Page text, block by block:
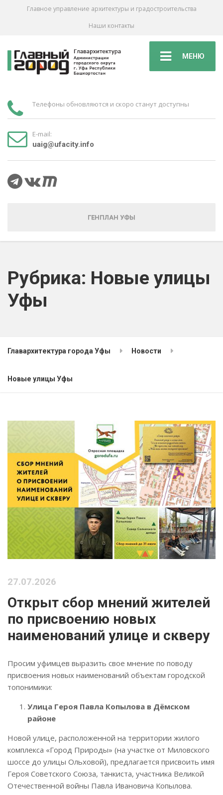
Главное управление архитектуры и градостроительства
Наши контакты
МЕНЮ
Телефоны обновляются и скоро станут доступны
E-mail:
uaig@ufacity.info
ГЕНПЛАН УФЫ
Рубрика: Новые улицы
Уфы
Главархитектура города Уфы Новости
Новые улицы Уфы
27.07.2026
Открыт сбор мнений жителей
по присвоению новых
наименований улице и скверу
Просим уфимцев выразить свое мнение по поводу
присвоения новых наименований объектам городской
топонимики:
Улица Героя Павла Копылова в Дёмском
районе
Новой улице, расположенной на территории жилого
комплекса «Город Природы» (на участке от Миловского
шоссе до улицы Ольховой), предлагается присвоить имя
Героя Советского Союза, танкиста, участника Великой
Отечественной войны Павла Ивановича Копылова.